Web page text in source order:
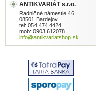
ANTIKVARIÁT s.r.o.
Radničné námestie 46
08501 Bardejov
tel: 054 474 4424
mob: 0903 612078
info@antikvariatshop.sk